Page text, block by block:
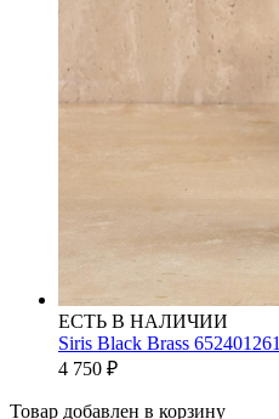
ЕСТЬ В НАЛИЧИИ
Siris Black Brass 652401261
4 750 ₽
Товар добавлен в корзину